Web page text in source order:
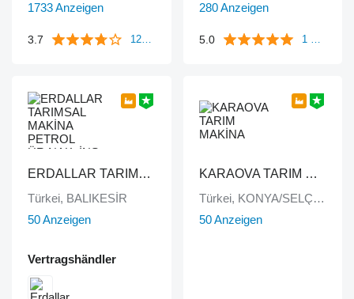
1733 Anzeigen
3.7 1249 Bewertungen
280 Anzeigen
5.0 1 Bewertung
ERDALLAR TARIMSAL MAKİNA PETROL ÜR.NAK. İNŞ. HAYV. SAN. VE TİC. LTD ŞTİ
Türkei, BALIKESİR
50 Anzeigen
Vertragshändler
KARAOVA TARIM MAKİNA
Türkei, KONYA/SELÇUKLU
50 Anzeigen